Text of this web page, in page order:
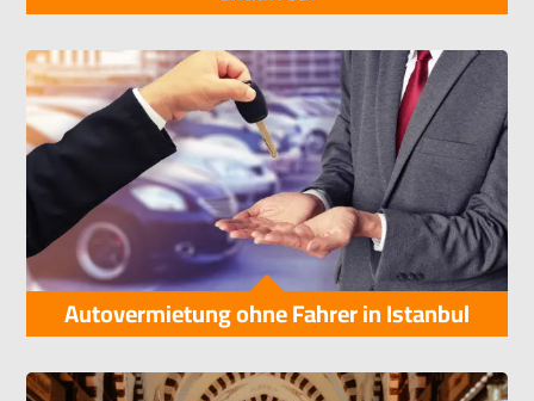
Autovermietung ohne Fahrer in Istanbul